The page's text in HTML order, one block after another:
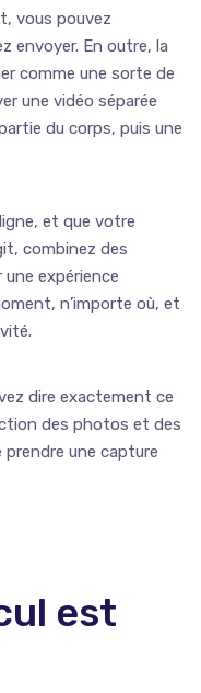
vous pouvez
envoyer. En outre, la
comme une sorte de
une vidéo séparée
du corps, puis une
et que votre
combinez des
expérience
n’importe où, et
dire exactement ce
des photos et des
prendre une capture
est